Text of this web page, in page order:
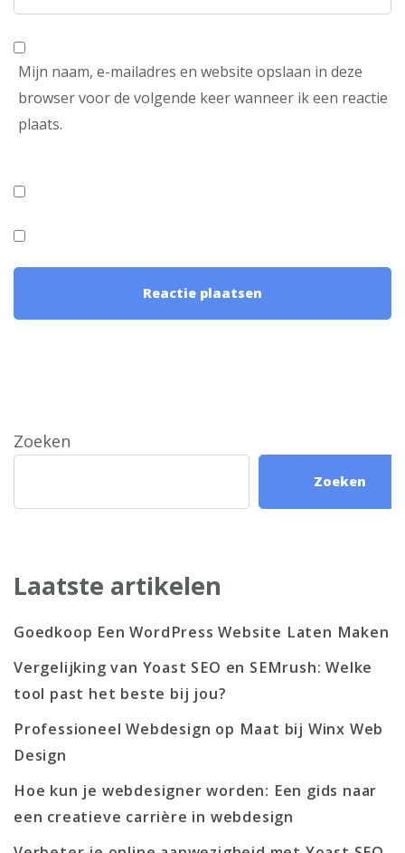
Mijn naam, e-mailadres en website opslaan in deze
browser voor de volgende keer wanneer ik een reactie
plaats.
Zoeken
Zoeken
Laatste artikelen
Goedkoop Een WordPress Website Laten Maken
Vergelijking van Yoast SEO en SEMrush: Welke
tool past het beste bij jou?
Professioneel Webdesign op Maat bij Winx Web
Design
Hoe kun je webdesigner worden: Een gids naar
een creatieve carrière in webdesign